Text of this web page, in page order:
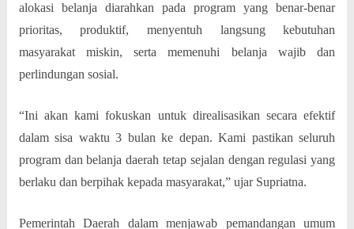
alokasi belanja diarahkan pada program yang benar-benar
prioritas, produktif, menyentuh langsung kebutuhan
masyarakat miskin, serta memenuhi belanja wajib dan
perlindungan sosial.
“Ini akan kami fokuskan untuk direalisasikan secara efektif
dalam sisa waktu 3 bulan ke depan. Kami pastikan seluruh
program dan belanja daerah tetap sejalan dengan regulasi yang
berlaku dan berpihak kepada masyarakat,” ujar Supriatna.
Pemerintah Daerah dalam menjawab pemandangan umum